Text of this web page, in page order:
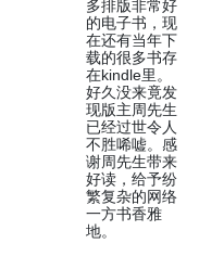
多排版非常好
的电子书，现
在还有当年下
载的很多书存
在kindle里。
好久没来竟发
现版主周先生
已经过世令人
不胜唏嘘。感
谢周先生带来
好读，给予纷
繁复杂的网络
一方书香雅
地。